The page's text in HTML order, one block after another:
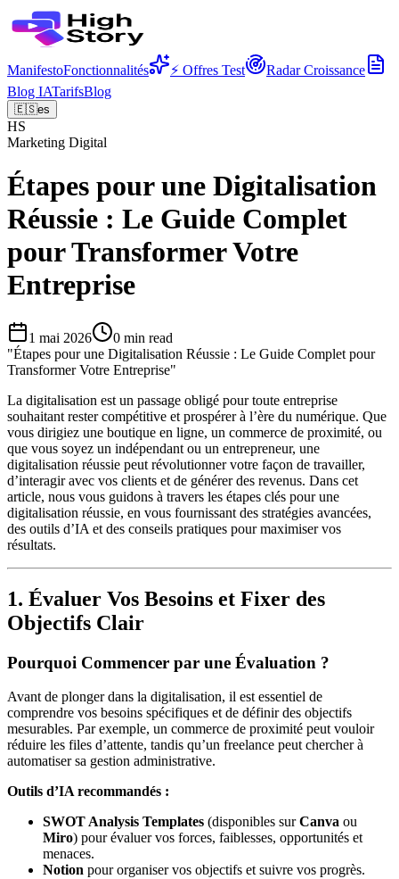
ManifestoFonctionnalités ⚡ Offres Test
Radar Croissance
Blog IATarifsBlog
🇪🇸es
HS
Marketing Digital
Étapes pour une Digitalisation
Réussie : Le Guide Complet
pour Transformer Votre
Entreprise
1 mai 2026 0 min read
"Étapes pour une Digitalisation Réussie : Le Guide Complet pour
Transformer Votre Entreprise"
La digitalisation est un passage obligé pour toute entreprise
souhaitant rester compétitive et prospérer à l’ère du numérique. Que
vous dirigiez une boutique en ligne, un commerce de proximité, ou
que vous soyez un indépendant ou un entrepreneur, une
digitalisation réussie peut révolutionner votre façon de travailler,
d’interagir avec vos clients et de générer des revenus. Dans cet
article, nous vous guidons à travers les étapes clés pour une
digitalisation réussie, en vous fournissant des stratégies avancées,
des outils d’IA et des conseils pratiques pour maximiser vos
résultats.
1. Évaluer Vos Besoins et Fixer des
Objectifs Clair
Pourquoi Commencer par une Évaluation ?
Avant de plonger dans la digitalisation, il est essentiel de
comprendre vos besoins spécifiques et de définir des objectifs
mesurables. Par exemple, un commerce de proximité peut vouloir
réduire les files d’attente, tandis qu’un freelance peut chercher à
automatiser sa gestion administrative.
Outils d’IA recommandés :
SWOT Analysis Templates (disponibles surCanva ou
Miro) pour évaluer vos forces, faiblesses, opportunités et
menaces.
Notion pour organiser vos objectifs et suivre vos progrès.